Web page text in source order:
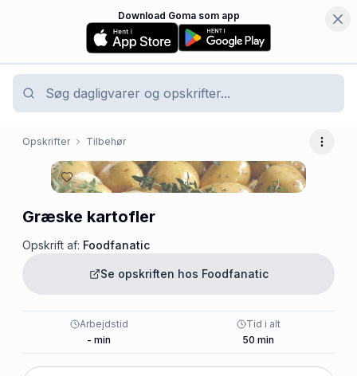
Download Goma som app
Opskrifter Tilbehør Flere
Græske kartofler
Opskrift af: Foodfanatic
Se opskriften hos Foodfanatic
Arbejdstid
- min
Tid i alt
50 min